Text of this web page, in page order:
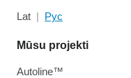
Lat Рус
Mūsu projekti
Autoline™